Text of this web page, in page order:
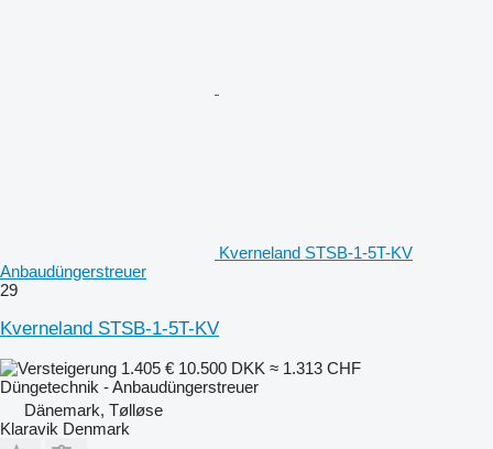
Kverneland STSB-1-5T-KV
Anbaudüngerstreuer
29
Kverneland STSB-1-5T-KV
1.405 € 10.500 DKK ≈ 1.313 CHF
Düngetechnik - Anbaudüngerstreuer
Dänemark, Tølløse
Klaravik Denmark